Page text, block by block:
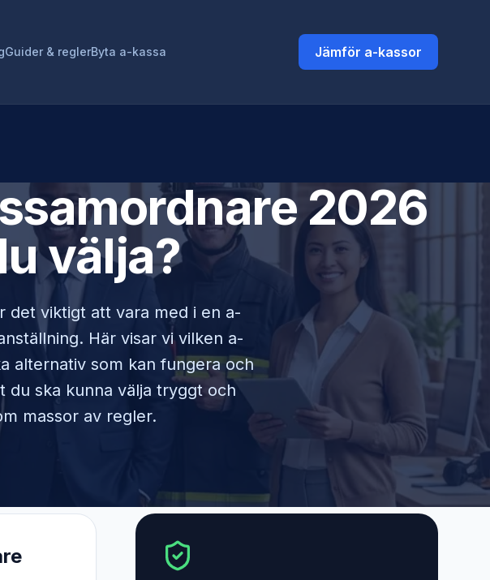
Guider & reglerByta a-kassa Jämför a-kassor
2026
välja?
det viktigt att vara med i en a-
Här visar vi vilken a-
alternativ som kan fungera och
du ska kunna välja tryggt och
massor av regler.